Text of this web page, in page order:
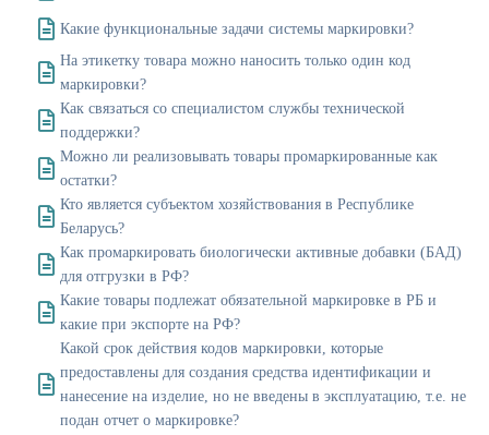
Какие функциональные задачи системы маркировки?
На этикетку товара можно наносить только один код
маркировки?
Как связаться со специалистом службы технической
поддержки?
Можно ли реализовывать товары промаркированные как
остатки?
Кто является субъектом хозяйствования в Республике
Беларусь?
Как промаркировать биологически активные добавки (БАД)
для отгрузки в РФ?
Какие товары подлежат обязательной маркировке в РБ и
какие при экспорте на РФ?
Какой срок действия кодов маркировки, которые
предоставлены для создания средства идентификации и
нанесение на изделие, но не введены в эксплуатацию, т.е. не
подан отчет о маркировке?